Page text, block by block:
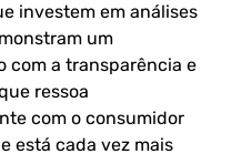
investem em análises
um
com a transparência e
ressoa
com o consumidor
está cada vez mais